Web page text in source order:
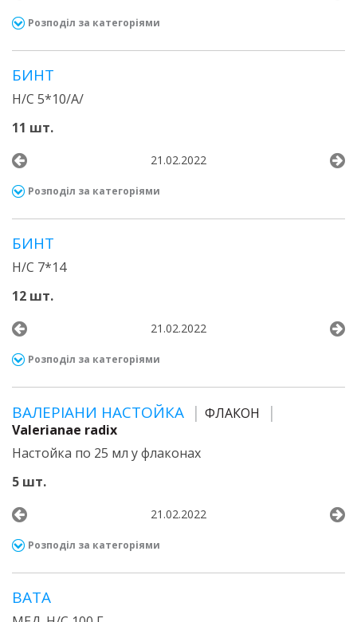
Розподіл за категоріями
БИНТ
Н/С 5*10/А/
11 шт.
21.02.2022
Розподіл за категоріями
БИНТ
Н/С 7*14
12 шт.
21.02.2022
Розподіл за категоріями
ВАЛЕРІАНИ НАСТОЙКА
ФЛАКОН
Valerianae radix
Настойка по 25 мл у флаконах
5 шт.
21.02.2022
Розподіл за категоріями
ВАТА